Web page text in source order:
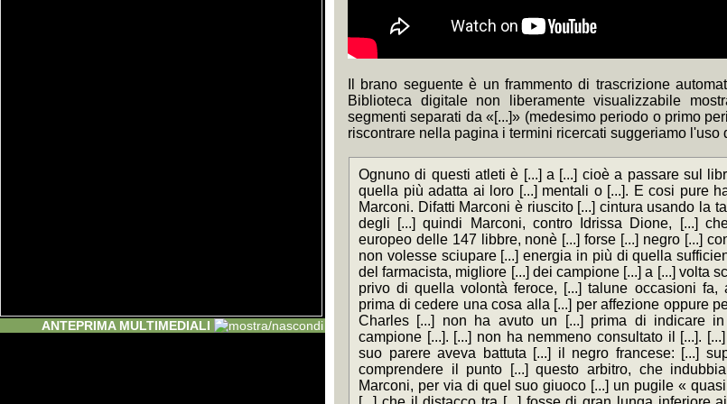
ANTEPRIMA MULTIMEDIALI
Il brano seguente è un frammento di trascrizione
Biblioteca digitale non liberamente visualizzabile
segmenti separati da «[...]» (medesimo periodo o primo
riscontrare nella pagina i termini ricercati suggeriamo
Ognuno di questi atleti è [...] a [...] cioè a passare sul
quella più adatta ai loro [...] mentali o [...]. E cosi pure
Marconi. Difatti Marconi è riuscito [...] cintura usando la
degli [...] quindi Marconi, contro Idrissa Dione, [...]
europeo delle 147 libbre, nonè [...] forse [...] negro [...]
non volesse sciupare [...] energia in più di quella
del farmacista, migliore [...] dei campione [...] a [...] volta
privo di quella volontà feroce, [...] talune occasioni fa,
prima di cedere una cosa alla [...] per affezione oppure
Charles [...] non ha avuto un [...] prima di indicare
campione [...]. [...] non ha nemmeno consultato il [...].
suo parere aveva battuta [...] il negro francese: [...]
comprendere il punto [...] questo arbitro, che
Marconi, per via di quel suo giuoco [...] un pugile «